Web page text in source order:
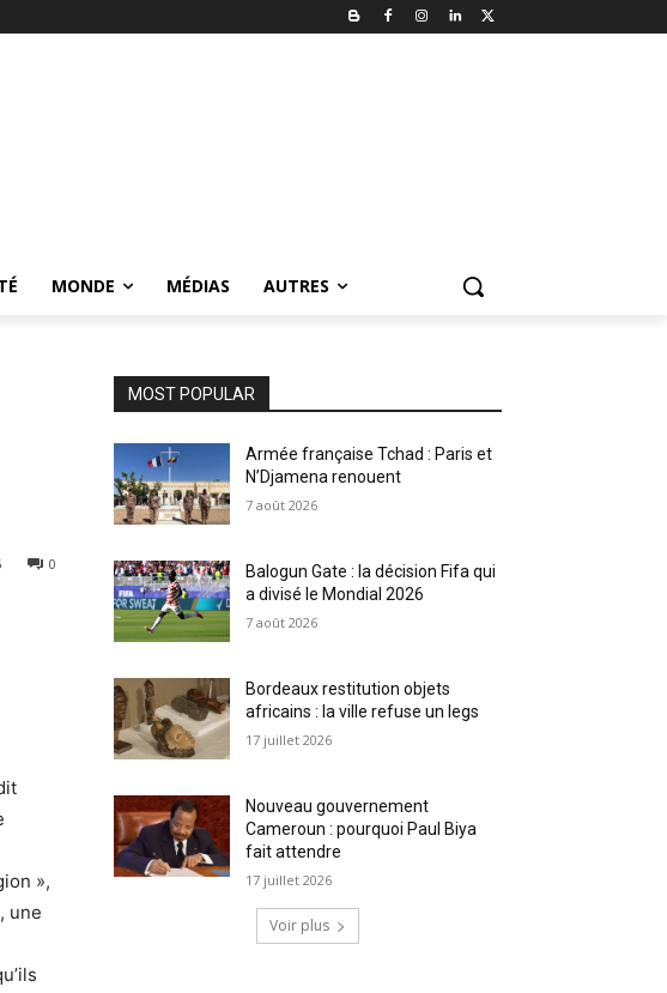
MONDE MÉDIAS AUTRES
0
»,
une
MOST POPULAR
Armée française Tchad : Paris et
N’Djamena renouent
7 août 2026
Balogun Gate : la décision Fifa qui
a divisé le Mondial 2026
7 août 2026
Bordeaux restitution objets
africains : la ville refuse un legs
17 juillet 2026
Nouveau gouvernement
Cameroun : pourquoi Paul Biya
fait attendre
17 juillet 2026
Voir plus